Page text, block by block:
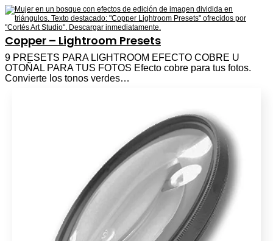
Copper – Lightroom Presets
9 PRESETS PARA LIGHTROOM EFECTO COBRE U
OTOÑAL PARA TUS FOTOS Efecto cobre para tus fotos.
Convierte los tonos verdes…